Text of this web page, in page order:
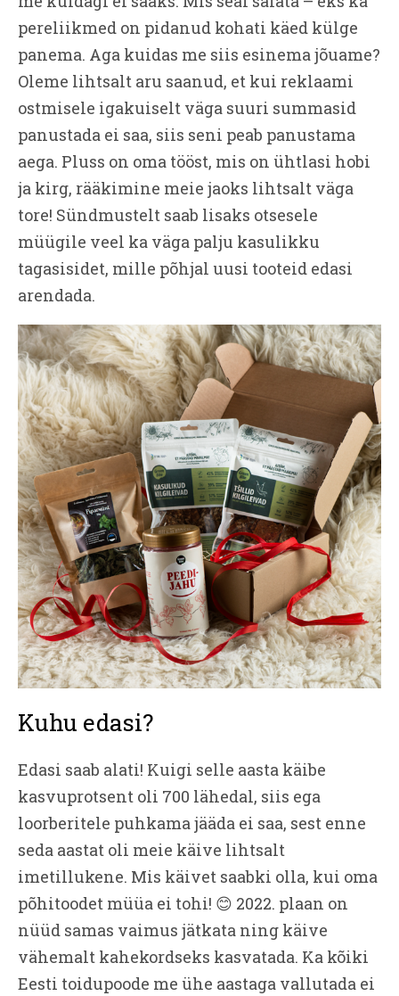
pereliikmed on pidanud kohati käed külge
panema. Aga kuidas me siis esinema jõuame?
Oleme lihtsalt aru saanud, et kui reklaami
ostmisele igakuiselt väga suuri summasid
panustada ei saa, siis seni peab panustama
aega. Pluss on oma tööst, mis on ühtlasi hobi
ja kirg, rääkimine meie jaoks lihtsalt väga
tore! Sündmustelt saab lisaks otsesele
müügile veel ka väga palju kasulikku
tagasisidet, mille põhjal uusi tooteid edasi
arendada.
Kuhu edasi?
Edasi saab alati! Kuigi selle aasta käibe
kasvuprotsent oli 700 lähedal, siis ega
loorberitele puhkama jääda ei saa, sest enne
seda aastat oli meie käive lihtsalt
imetillukene. Mis käivet saabki olla, kui oma
põhitoodet müüa ei tohi! 😊 2022. plaan on
nüüd samas vaimus jätkata ning käive
vähemalt kahekordseks kasvatada. Ka kõiki
Eesti toidupoode me ühe aastaga vallutada ei